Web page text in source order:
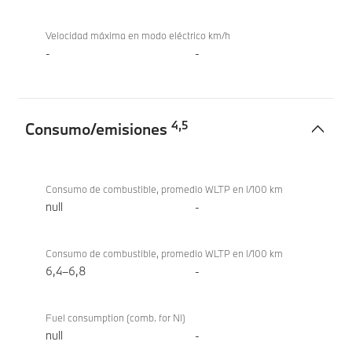
Velocidad máxima en modo eléctrico km/h
- -
Consumo/emisiones 4,5
sDrive18i
Consumo de combustible, promedio WLTP en l/100 km
null -
Consumo de combustible, promedio WLTP en l/100 km
6,4–6,8 -
Fuel consumption (comb. for NI)
null -